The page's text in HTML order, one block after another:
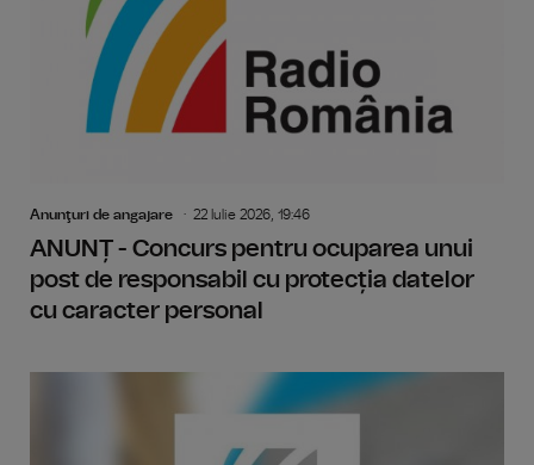
Anunţuri de angajare 22 Iulie 2026, 19:46
ANUNȚ - Concurs pentru ocuparea unui
post de responsabil cu protecția datelor
cu caracter personal